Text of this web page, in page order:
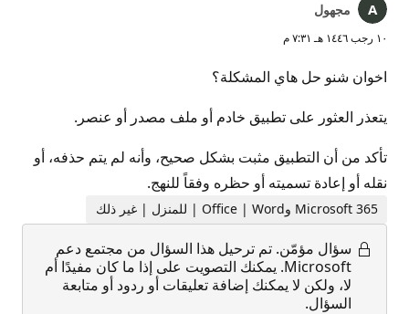
مجهول
١٠ رجب ١٤٤٦ هـ ٧:٣١ م
اخوان شنو حل هاي المشكلة؟
يتعذر العثور على تطبيق خادم أو ملف مصدر أو عنصر.
تأكد من أن التطبيق مثبت بشكل صحيح، وأنه لم يتم حذفه، أو
نقله أو إعادة تسميته أو حظره وفقاً للنهج.
Microsoft 365 وOffice | Word | للمنزل | غير ذلك
سؤال مؤمّن. تم ترحيل هذا السؤال من مجتمع دعم
Microsoft. يمكنك التصويت على إذا ما كان مفيدًا أم
لا، ولكن لا يمكنك إضافة تعليقات أو ردود أو متابعة
السؤال.